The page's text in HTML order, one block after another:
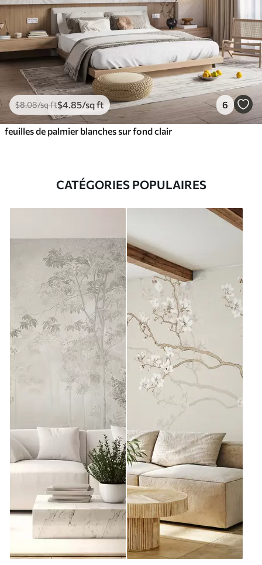
$8.08/sq ft$4 .85/sq ft 6
feuilles de palmier blanches sur fond clair
CATÉGORIES POPULAIRES